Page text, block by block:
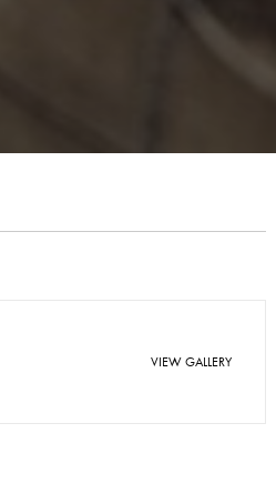
VIEW GALLERY